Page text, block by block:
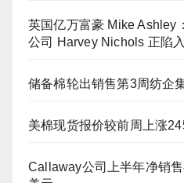
英国亿万富豪 Mike Ashley
公司 Harvey Nichols 正陷
储备棉轮出销售第3周纺企
美棉现货报价较前周上涨
Callaway公司上半年净销